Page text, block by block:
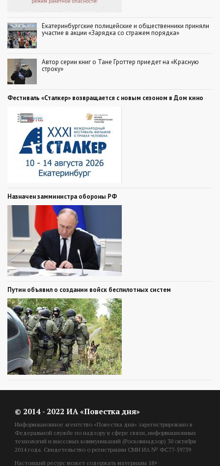
Екатеринбургские полицейские и общественники приняли
участие в акции «Зарядка со стражем порядка»
Автор серии книг о Тане Гроттер приедет на «Красную
строку»
Фестиваль «Сталкер» возвращается с новым сезоном в Дом кино
Назначен замминистра обороны РФ
Путин объявил о создании войск беспилотных систем
© 2014 - 2022 ИА «Повестка дня»
Информационное агентство «Повестка дня» зарегистрировано в
Федеральной службе по надзору в сфере связи, информационных
технологий и массовых коммуникаций (Роскомнадзор) 30 октября
2014 года. Свидетельство о регистрации СМИ ИА № ФС77-59739
Настоящий ресурс может содержать материалы 18+